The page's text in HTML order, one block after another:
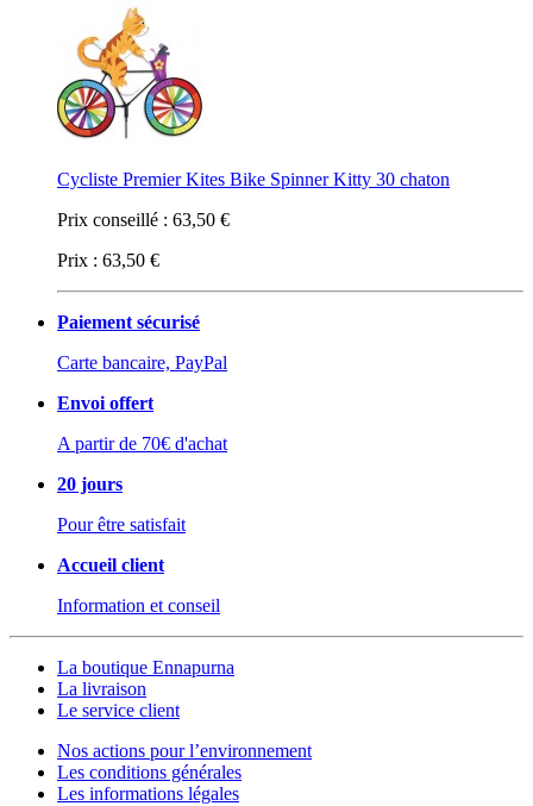
Cycliste Premier Kites Bike Spinner Kitty 30 chaton
Prix conseillé : 63,50 €
Prix : 63,50 €
Paiement sécurisé
Carte bancaire, PayPal
Envoi offert
A partir de 70€ d'achat
20 jours
Pour être satisfait
Accueil client
Information et conseil
La boutique Ennapurna
La livraison
Le service client
Nos actions pour l’environnement
Les conditions générales
Les informations légales